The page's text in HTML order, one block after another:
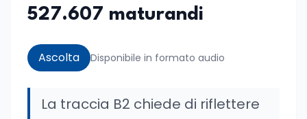
527.607 maturandi
Ascolta Disponibile in formato audio
La traccia B2 chiede di riflettere